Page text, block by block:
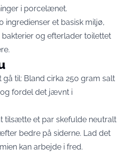
i porcelænet.
ingredienser et basisk miljø,
og efterlader toilettet
gå til: Bland cirka 250 gram salt
fordel det jævnt i
tilsætte et par skefulde neutralt
bedre på siderne. Lad det
kan arbejde i fred.